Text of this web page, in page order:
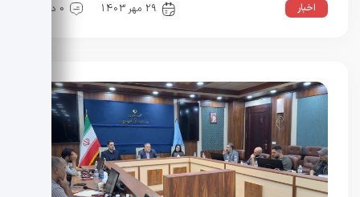
اخبار 29 مهر 1403 0 دیدگاه